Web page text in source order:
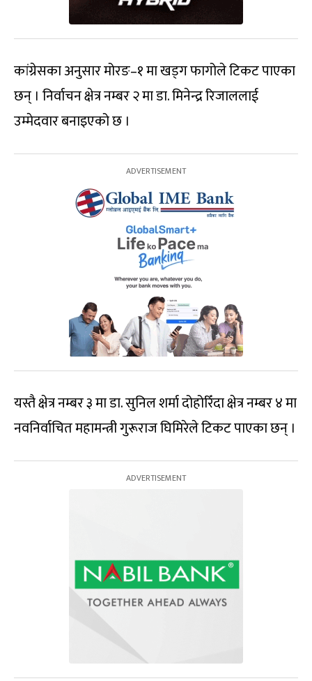
कांग्रेसका अनुसार मोरङ–१ मा खड्ग फागोले टिकट पाएका
छन् । निर्वाचन क्षेत्र नम्बर २ मा डा. मिनेन्द्र रिजाललाई
उम्मेदवार बनाइएको छ ।
यस्तै क्षेत्र नम्बर ३ मा डा. सुनिल शर्मा दोहोरिँदा क्षेत्र नम्बर ४ मा
नवनिर्वाचित महामन्त्री गुरूराज घिमिरेले टिकट पाएका छन् ।